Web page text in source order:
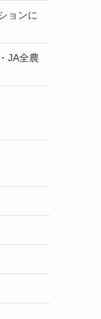
ョンに
JA全農